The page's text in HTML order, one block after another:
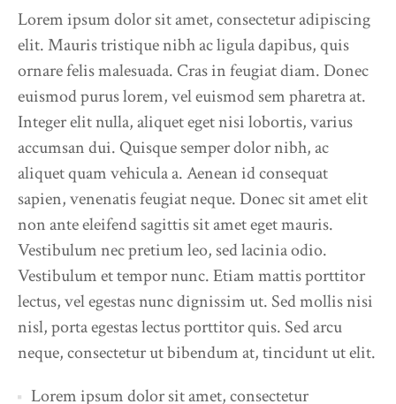
Lorem ipsum dolor sit amet, consectetur adipiscing
elit. Mauris tristique nibh ac ligula dapibus, quis
ornare felis malesuada. Cras in feugiat diam. Donec
euismod purus lorem, vel euismod sem pharetra at.
Integer elit nulla, aliquet eget nisi lobortis, varius
accumsan dui. Quisque semper dolor nibh, ac
aliquet quam vehicula a. Aenean id consequat
sapien, venenatis feugiat neque. Donec sit amet elit
non ante eleifend sagittis sit amet eget mauris.
Vestibulum nec pretium leo, sed lacinia odio.
Vestibulum et tempor nunc. Etiam mattis porttitor
lectus, vel egestas nunc dignissim ut. Sed mollis nisi
nisl, porta egestas lectus porttitor quis. Sed arcu
neque, consectetur ut bibendum at, tincidunt ut elit.
Lorem ipsum dolor sit amet, consectetur